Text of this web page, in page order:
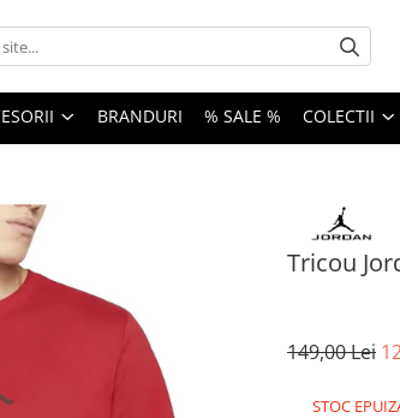
BRANDURI % SALE % COLECTII
Tricou
149,00 Lei
STOC